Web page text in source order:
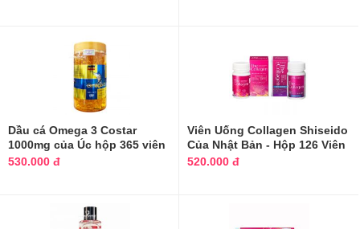
Dầu cá Omega 3 Costar
1000mg của Úc hộp 365 viên
chính hãng
530.000 đ
Viên Uống Collagen Shiseido
Của Nhật Bản - Hộp 126 Viên
520.000 đ